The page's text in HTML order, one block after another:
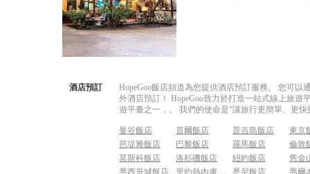
酒店預訂
HopeGoo飯店頻道為您提供酒店預訂服務。 您可
外酒店預訂！ HopeGoo致力於打造一站式線上旅
遊平臺之一，。 我們的使命是“讓旅行更簡單、更
曼谷飯店 首爾飯店 普吉島飯店
東京
芭堤雅飯店
巴黎飯店 羅馬飯店
倫敦
莫斯科飯店
洛杉磯飯店 紐約飯店
舊金
墨西哥城飯店
里約熱內盧飯店 悉尼飯店 墨爾